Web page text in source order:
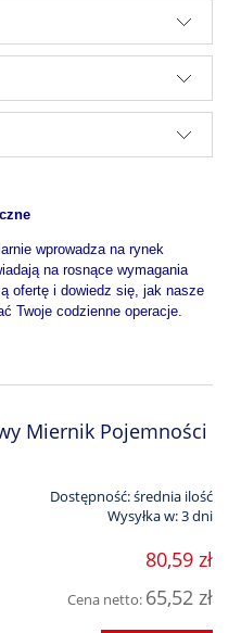
wprowadza na rynek
na rosnące wymagania
ofertę i dowiedz się, jak nasze
Twoje codzienne operacje.
Miernik Pojemności
Dostępność:średnia ilość
Wysyłka w:3 dni
80,59 zł
Cena netto: 65,52 zł